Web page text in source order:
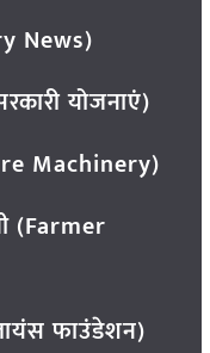
News)
योजनाएं)
Machinery)
(Farmer
फाउंडेशन)